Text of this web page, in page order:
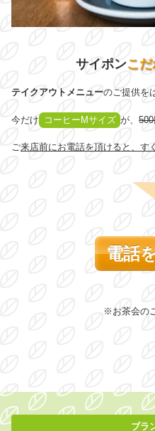
サイポンこ
テイクアウトメニューのご提供を
今だけ コーヒーMサイズ が、
ご来店前にお電話を頂けると、す
電話
※お茶会の
ブラ